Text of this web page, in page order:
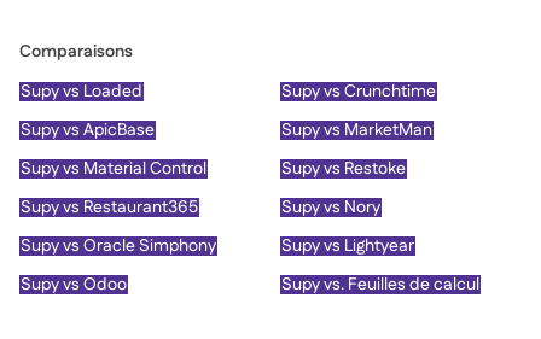
Comparaisons
Supy vs Loaded
Supy vs Crunchtime
Supy vs ApicBase
Supy vs MarketMan
Supy vs Material Control
Supy vs Restoke
Supy vs Restaurant365
Supy vs Nory
Supy vs Oracle Simphony
Supy vs Lightyear
Supy vs Odoo
Supy vs. Feuilles de calcul